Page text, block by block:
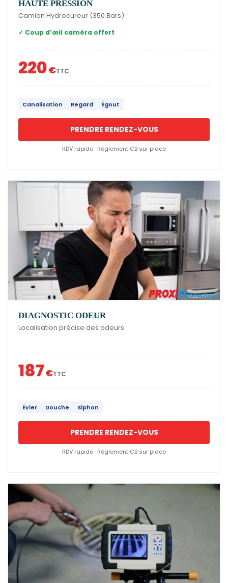
HAUTE PRESSION
Camion Hydrocureur (350 Bars)
✓ Coup d’œil caméra offert
220€TTC
Canalisation Regard Égout
PRENDRE RENDEZ-VOUS
RDV rapide · Règlement CB sur place
DIAGNOSTIC ODEUR
Localisation précise des odeurs
187€TTC
Évier Douche Siphon
PRENDRE RENDEZ-VOUS
RDV rapide · Règlement CB sur place